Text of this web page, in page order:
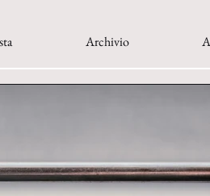
Archivio